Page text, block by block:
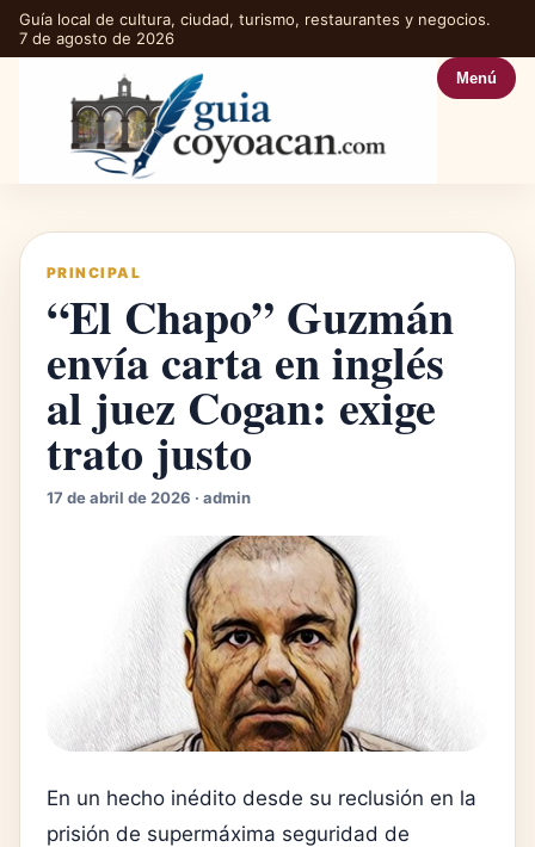
Guía local de cultura, ciudad, turismo, restaurantes y negocios.
7 de agosto de 2026
Menú
PRINCIPAL
“El Chapo” Guzmán
envía carta en inglés
al juez Cogan: exige
trato justo
17 de abril de 2026 · admin
En un hecho inédito desde su reclusión en la
prisión de supermáxima seguridad de